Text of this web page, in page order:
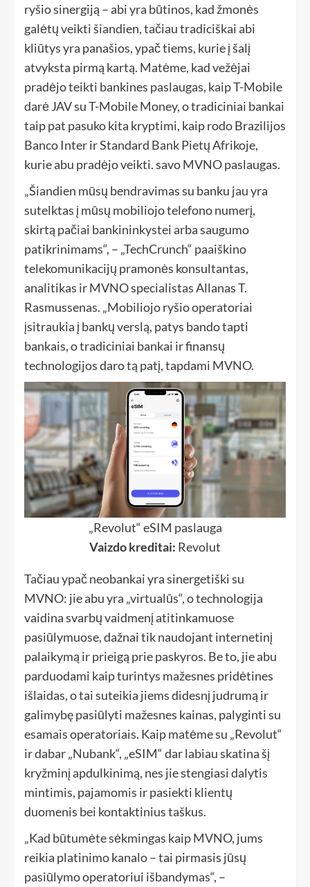
ryšio sinergiją – abi yra būtinos, kad žmonės
galėtų veikti šiandien, tačiau tradiciškai abi
kliūtys yra panašios, ypač tiems, kurie į šalį
atvyksta pirmą kartą. Matėme, kad vežėjai
pradėjo teikti bankines paslaugas, kaip T-Mobile
darė JAV su T-Mobile Money, o tradiciniai bankai
taip pat pasuko kita kryptimi, kaip rodo Brazilijos
Banco Inter ir Standard Bank Pietų Afrikoje,
kurie abu pradėjo veikti. savo MVNO paslaugas.
„Šiandien mūsų bendravimas su banku jau yra
sutelktas į mūsų mobiliojo telefono numerį,
skirtą pačiai bankininkystei arba saugumo
patikrinimams“, – „TechCrunch“ paaiškino
telekomunikacijų pramonės konsultantas,
analitikas ir MVNO specialistas Allanas T.
Rasmussenas. „Mobiliojo ryšio operatoriai
įsitraukia į bankų verslą, patys bando tapti
bankais, o tradiciniai bankai ir finansų
technologijos daro tą patį, tapdami MVNO.
„Revolut“ eSIM paslauga
Vaizdo kreditai: Revolut
Tačiau ypač neobankai yra sinergetiški su
MVNO: jie abu yra „virtualūs“, o technologija
vaidina svarbų vaidmenį atitinkamuose
pasiūlymuose, dažnai tik naudojant internetinį
palaikymą ir prieigą prie paskyros. Be to, jie abu
parduodami kaip turintys mažesnes pridėtines
išlaidas, o tai suteikia jiems didesnį judrumą ir
galimybę pasiūlyti mažesnes kainas, palyginti su
esamais operatoriais. Kaip matėme su „Revolut“
ir dabar „Nubank“, „eSIM“ dar labiau skatina šį
kryžminį apdulkinimą, nes jie stengiasi dalytis
mintimis, pajamomis ir pasiekti klientų
duomenis bei kontaktinius taškus.
„Kad būtumėte sėkmingas kaip MVNO, jums
reikia platinimo kanalo – tai pirmasis jūsų
pasiūlymo operatoriui išbandymas“, –